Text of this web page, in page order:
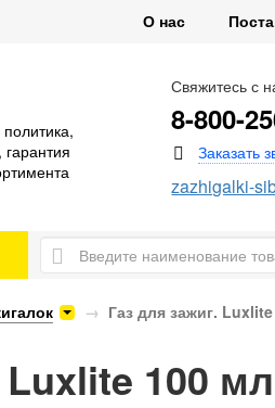
О нас
Свяжитесь с
8-800-
zazhigalki-
Газ для зажиг.
100